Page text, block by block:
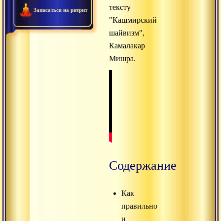
Записаться на ритрит
тексту
"Кашмирский
шайвизм",
Камалакар
Мишра.
Содержание
Как
правильно
и